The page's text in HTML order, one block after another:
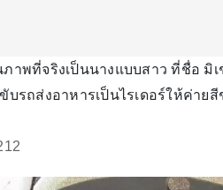
าพที่จริงเป็นนางแบบสาว ที่ชื่อ มิ
บรถส่งอาหารเป็นไรเดอร์ให้ค่าย